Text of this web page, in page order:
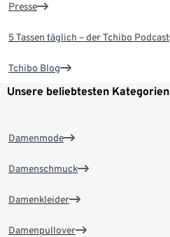
Presse
5 Tassen täglich – der Tchibo Podcast
Tchibo Blog
Unsere beliebtesten Kategorien
Damenmode
Damenschmuck
Damenkleider
Damenpullover